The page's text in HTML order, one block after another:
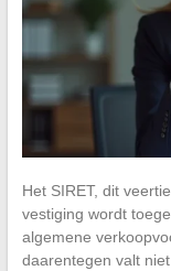
Het SIRET, dit
vestiging wordt
algemene
daarentegen valt